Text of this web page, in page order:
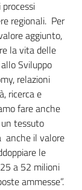
regionali. Per
aggiunto,
la vita delle
Sviluppo
relazioni
ricerca e
fare anche
tessuto
anche il valore
le
a 52 milioni
ammesse”.